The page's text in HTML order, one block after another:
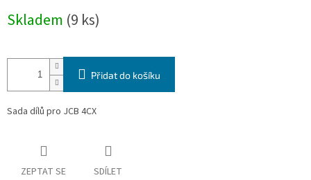
cena:
Skladem (9 ks)
Přidat do košíku
Sada dílů pro JCB 4CX
ZEPTAT SE SDÍLET